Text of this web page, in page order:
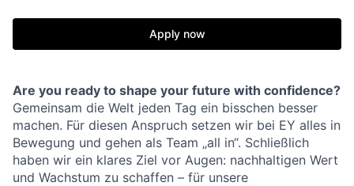
Apply now
Are you ready to shape your future with confidence?
Gemeinsam die Welt jeden Tag ein bisschen besser
machen. Für diesen Anspruch setzen wir bei EY alles in
Bewegung und gehen als Team „all in“. Schließlich
haben wir ein klares Ziel vor Augen: nachhaltigen Wert
und Wachstum zu schaffen – für unsere